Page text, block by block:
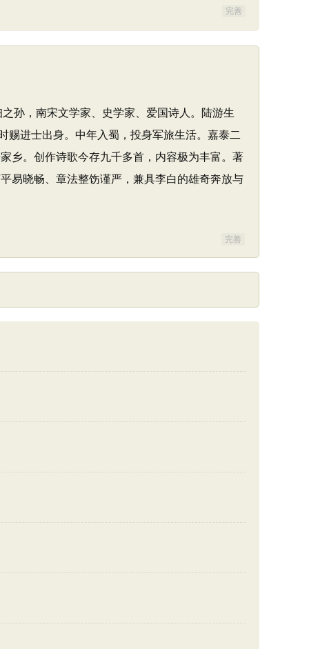
完善
孙，南宋文学家、史学家、爱国诗人。陆游生
赐进士出身。中年入蜀，投身军旅生活。嘉泰二
乡。创作诗歌今存九千多首，内容极为丰富。著
易晓畅、章法整饬谨严，兼具李白的雄奇奔放与
完善